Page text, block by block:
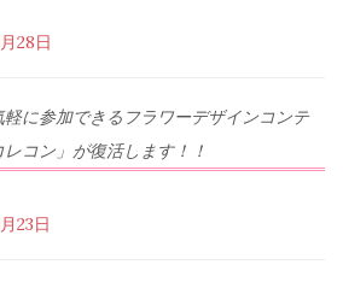
28日
軽に参加できるフラワーデザインコンテ
コン」が復活します！！
23日